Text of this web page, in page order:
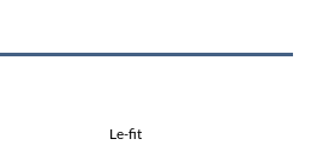
Le-fit